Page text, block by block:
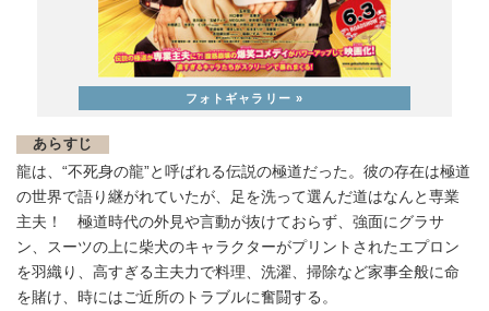
あらすじ
龍は、“不死身の龍”と呼ばれる伝説の極道だった。彼の存在は極道
の世界で語り継がれていたが、足を洗って選んだ道はなんと専業
主夫！ 極道時代の外見や言動が抜けておらず、強面にグラサ
ン、スーツの上に柴犬のキャラクターがプリントされたエプロン
を羽織り、高すぎる主夫力で料理、洗濯、掃除など家事全般に命
を賭け、時にはご近所のトラブルに奮闘する。